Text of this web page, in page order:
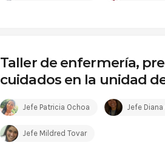
Taller de enfermería,
cuidados en la unidad
Jefe Patricia Ochoa Jefe
Jefe Mildred Tovar